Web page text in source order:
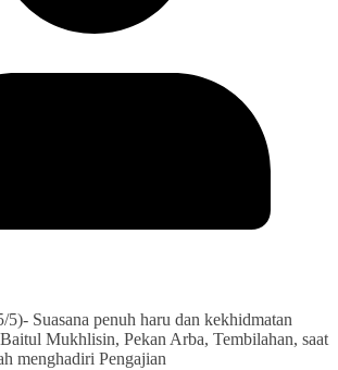
Suasana penuh haru dan kekhidmatan
Mukhlisin, Pekan Arba, Tembilahan, saat
menghadiri Pengajian